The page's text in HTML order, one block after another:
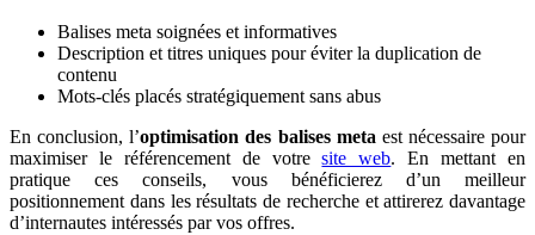
Balises meta soignées et informatives
Description et titres uniques pour éviter la duplication de
contenu
Mots-clés placés stratégiquement sans abus
En conclusion, l’optimisation des balises metaest nécessaire pour
maximiser le référencement de votresite web. En mettant en
pratique ces conseils, vous bénéficierez d’un meilleur
positionnement dans les résultats de recherche et attirerez davantage
d’internautes intéressés par vos offres.